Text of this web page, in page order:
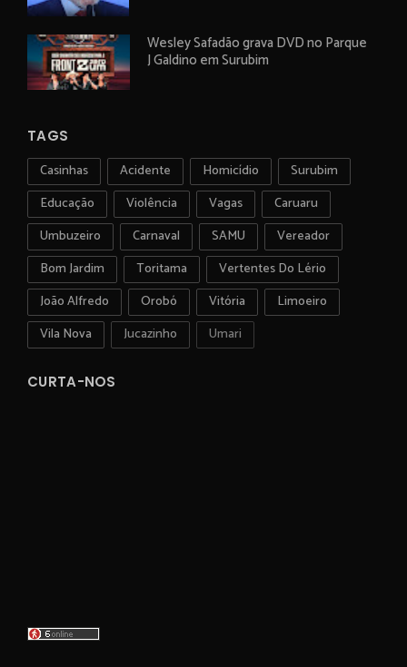
Wesley Safadão grava DVD no Parque
J Galdino em Surubim
TAGS
Casinhas Acidente Homicídio
Surubim
Educação
Violência Vagas
Caruaru
Umbuzeiro
Carnaval SAMU
Vereador
Bom Jardim
Toritama
Vertentes Do Lério
João Alfredo
Orobó Vitória
Limoeiro
Vila Nova
Jucazinho Umari
CURTA-NOS